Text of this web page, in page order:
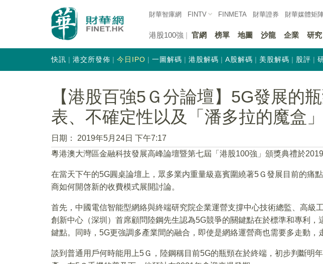
財華智庫網 FINTV FINMETA 財華證券 財華媒體矩
港股100強 官網 榜單 地圖 沙龍 企業 研究
快訊 港交所發佈 今日IPO 一圖解碼 港股解碼 A股解碼 美股解碼 股評
【港股百強5Ｇ分論壇】5G發展的
表、不確定性以及「潘多拉的魔盒」
日期：
2019年5月24日 下午7:17
粵港澳大灣區金融科技發展高峰論壇暨第七屆「港股100強」頒獎典禮於
在當天下午的5G圓桌論壇上，眾多業内重量級嘉賓圍繞著5Ｇ發展目前的痛
商如何開啓新的收費模式展開討論。
首先，中國電信智能型網絡與終端研究院企業運營支撐中心技術總監、高級
創新中心（深圳）首席顧問陸鋼先生認為5G競爭的關鍵點在於標準和專利，
鍵點。同時，5G更強調多產業間的融合，即使是網絡運營商也需要多走動，
談到普通用戶何時能用上5Ｇ，陸鋼稱目前5G的瓶頸在於終端，初步判斷明